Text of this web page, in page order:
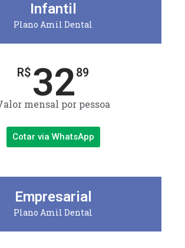
Infantil
Plano Amil Dental
R$ 3289
mensal por pessoa
Cotar via WhatsApp
Empresarial
Plano Amil Dental